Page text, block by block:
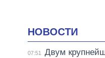
НОВОСТИ
07:51
Двум